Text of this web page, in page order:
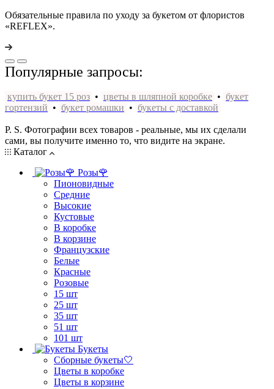
Обязательные правила по уходу за букетом от флористов
«REFLEX».
Популярные запросы:
купить букет 15 роз • цветы в шляпной коробке • букет
гортензий • букет ромашки • букеты с доставкой
P. S. Фотографии всех товаров - реальные, мы их сделали
сами, вы получите именно то, что видите на экране.
Каталог
Розы🌹
Пионовидные
Средние
Высокие
Кустовые
В коробке
В корзине
Французские
Белые
Красные
Розовые
15 шт
25 шт
35 шт
51 шт
101 шт
Букеты
Сборные букеты🤍
Цветы в коробке
Цветы в корзине